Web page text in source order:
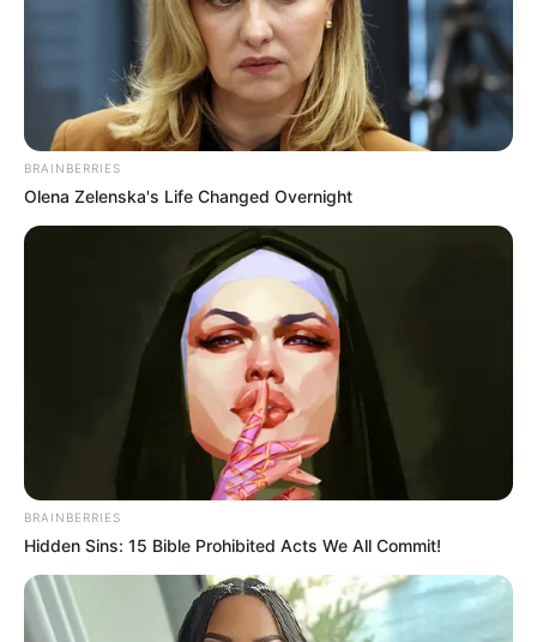
BRAINBERRIES
Olena Zelenska's Life Changed Overnight
BRAINBERRIES
Hidden Sins: 15 Bible Prohibited Acts We All Commit!